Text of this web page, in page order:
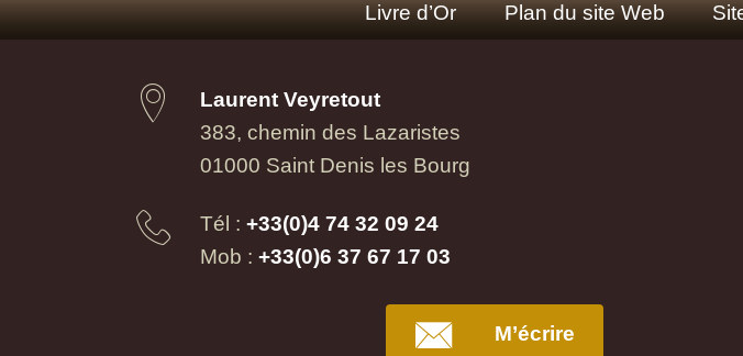
Livre d’Or Plan du site Web
Laurent Veyretout
383, chemin des Lazaristes
01000 Saint Denis les Bourg
Tél :+33(0)4 74 32 09 24
Mob :+33(0)6 37 67 17 03
M’écrire